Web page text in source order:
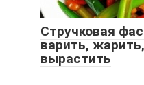
Стручковая
варить,
вырастить